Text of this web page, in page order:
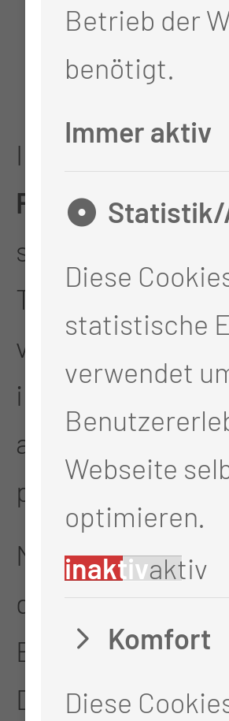
machen
mit Jenny L.
In der
Feedbackrunde
sich die
Teilnehmenden
viel Lob für die
inspirierende
aus Theorie,
persönlichem
Mit einem
der Tag voller
Energie und
Das 3. Lausitzer
Betrieb der
benötigt.
Immer aktiv
Statistik/
Diese
statistische
verwendet
Webseite
optimieren.
inaktivaktiv
Komfort
Diese